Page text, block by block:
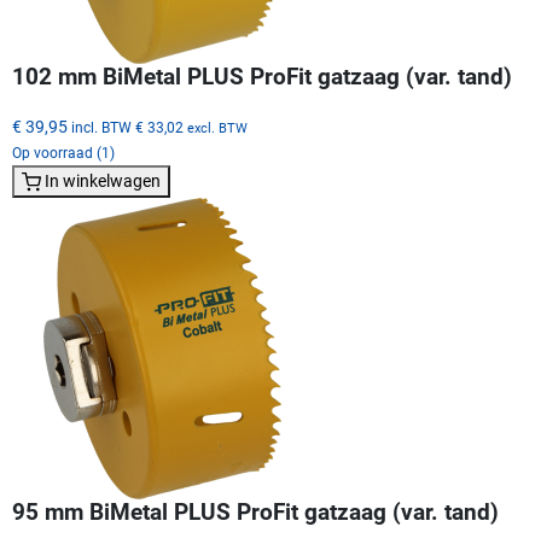
102 mm BiMetal PLUS ProFit gatzaag (var. tand)
€ 39,95 incl. BTW € 33,02 excl. BTW
Op voorraad (1)
In winkelwagen
95 mm BiMetal PLUS ProFit gatzaag (var. tand)